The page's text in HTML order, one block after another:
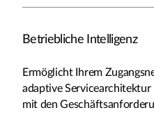
Betriebliche Intelligenz
Ermöglicht Ihrem
adaptive
mit den